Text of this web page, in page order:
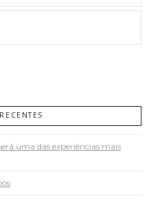
uma das experiências mais